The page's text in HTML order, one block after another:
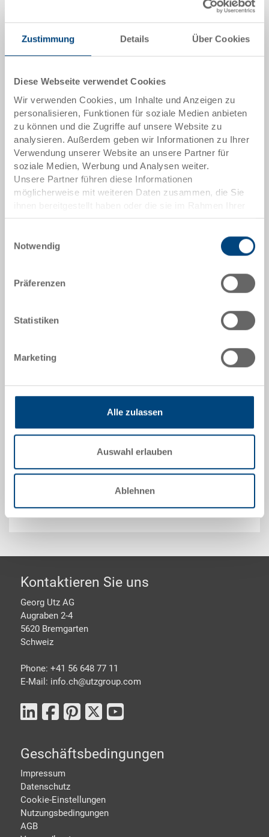
Zustimmung Details Über Cookies
Diese Webseite verwendet Cookies
Wir verwenden Cookies, um Inhalte und Anzeigen zu
personalisieren, Funktionen für soziale Medien anbieten
zu können und die Zugriffe auf unsere Website zu
analysieren. Außerdem geben wir Informationen zu Ihrer
Verwendung unserer Website an unsere Partner für
soziale Medien, Werbung und Analysen weiter.
Unsere Partner führen diese Informationen
möglicherweise mit weiteren Daten zusammen, die Sie
Nutzung der Dienste gesammelt haben.
Notwendig
Präferenzen
Statistiken
Marketing
Alle zulassen
Auswahl erlauben
Ablehnen
In den Warenkorb
Mindestbestellmenge: 1000 Stück
Artikeldaten
Bestellnummer
40-64.5070.0101
Aussenmasse:
5012, aussen 600x400x25 mm
Sonderanfertigungen - Unser Spezialgebiet
Sicherheit & Bestellung
Footer
Kontaktieren Sie uns
Georg Utz AG
Augraben 2-4
5620 Bremgarten
Schweiz
Phone: +41 56 648 77 11
E-Mail: info.ch@utzgroup.com
Geschäftsbedingungen
Impressum
Datenschutz
Cookie-Einstellungen
Nutzungsbedingungen
AGB